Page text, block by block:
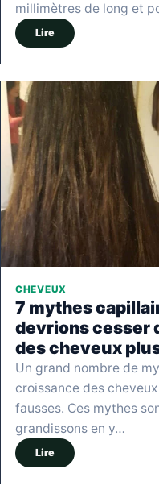
millimètres de long et
Lire
CHEVEUX
7 mythes
devrions cesser
des cheveux
Un grand nombre de
croissance des
fausses. Ces mythes
grandissons en y…
Lire